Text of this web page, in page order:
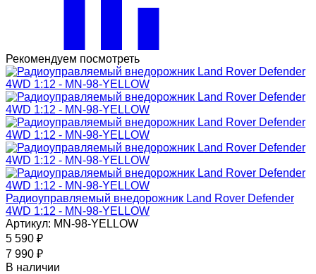
Рекомендуем посмотреть
Радиоуправляемый внедорожник Land Rover Defender
4WD 1:12 - MN-98-YELLOW
Артикул: MN-98-YELLOW
5 590 ₽
7 990 ₽
В наличии